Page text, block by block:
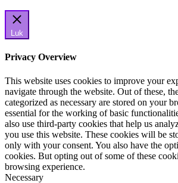
Luk
Privacy Overview
This website uses cookies to improve your
navigate through the website. Out of these,
categorized as necessary are stored on your
essential for the working of basic
also use third-party cookies that help us
you use this website. These cookies will be
only with your consent. You also have the
cookies. But opting out of some of these
browsing experience.
Necessary